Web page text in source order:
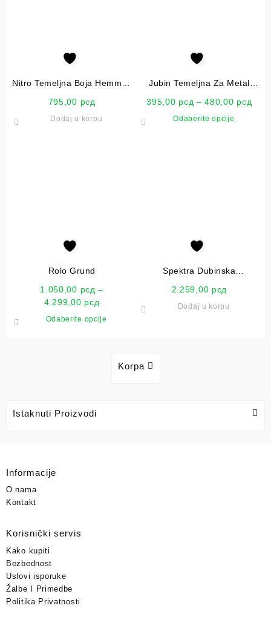
Korpa
Nitro Temeljna Boja Hemmax
795,00 рсд
Dodaj u korpu
Jubin Temeljna Za Metal
395,00 рсд – 480,00 рсд
Odaberite opcije
Rolo Grund
1.050,00 рсд –
4.299,00 рсд
Odaberite opcije
Spektra Dubinska
2.259,00 рсд
Dodaj u korpu
Istaknuti Proizvodi
Informacije
O nama
Kontakt
Korisnički servis
Kako kupiti
Bezbednost
Uslovi isporuke
Žalbe I Primedbe
Politika Privatnosti